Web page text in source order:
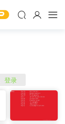
登录